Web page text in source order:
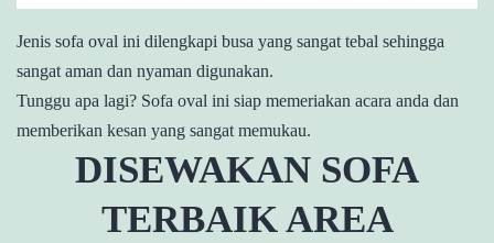
Jenis sofa oval ini dilengkapi busa yang sangat tebal sehingga
sangat aman dan nyaman digunakan.
Tunggu apa lagi? Sofa oval ini siap memeriakan acara anda dan
memberikan kesan yang sangat memukau.
DISEWAKAN SOFA
TERBAIK AREA